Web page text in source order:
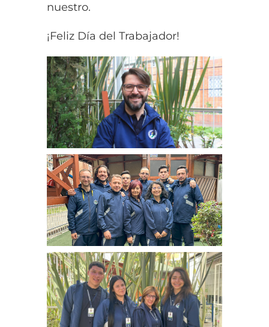
nuestro.
¡Feliz Día del Trabajador!